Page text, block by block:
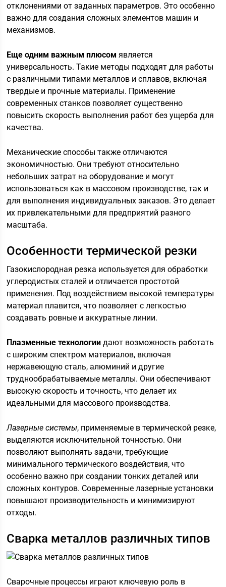
отклонениями от заданных параметров. Это особенно
важно для создания сложных элементов машин и
механизмов.
Еще одним важным плюсом является
универсальность. Такие методы подходят для работы
с различными типами металлов и сплавов, включая
твердые и прочные материалы. Применение
современных станков позволяет существенно
повысить скорость выполнения работ без ущерба для
качества.
Механические способы также отличаются
экономичностью. Они требуют относительно
небольших затрат на оборудование и могут
использоваться как в массовом производстве, так и
для выполнения индивидуальных заказов. Это делает
их привлекательными для предприятий разного
масштаба.
Особенности термической резки
Газокислородная резка используется для обработки
углеродистых сталей и отличается простотой
применения. Под воздействием высокой температуры
материал плавится, что позволяет с легкостью
создавать ровные и аккуратные линии.
Плазменные технологии дают возможность работать
с широким спектром материалов, включая
нержавеющую сталь, алюминий и другие
труднообрабатываемые металлы. Они обеспечивают
высокую скорость и точность, что делает их
идеальными для массового производства.
Лазерные системы, применяемые в термической резке,
выделяются исключительной точностью. Они
позволяют выполнять задачи, требующие
минимального термического воздействия, что
особенно важно при создании тонких деталей или
сложных контуров. Современные лазерные установки
повышают производительность и минимизируют
отходы.
Сварка металлов различных типов
Сварочные процессы играют ключевую роль в